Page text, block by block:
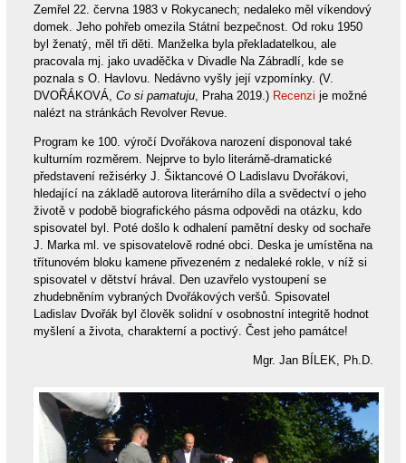
Zemřel 22. června 1983 v Rokycanech; nedaleko měl víkendový
domek. Jeho pohřeb omezila Státní bezpečnost. Od roku 1950
byl ženatý, měl tři děti. Manželka byla překladatelkou, ale
pracovala mj. jako uvaděčka v Divadle Na Zábradlí, kde se
poznala s O. Havlovu. Nedávno vyšly její vzpomínky. (V.
DVOŘÁKOVÁ, Co si pamatuju, Praha 2019.) Recenzi je možné
nalézt na stránkách Revolver Revue.
Program ke 100. výročí Dvořákova narození disponoval také
kulturním rozměrem. Nejprve to bylo literárně-dramatické
představení režisérky J. Šiktancové O Ladislavu Dvořákovi,
hledající na základě autorova literárního díla a svědectví o jeho
životě v podobě biografického pásma odpovědi na otázku, kdo
spisovatel byl. Poté došlo k odhalení pamětní desky od sochaře
J. Marka ml. ve spisovatelově rodné obci. Deska je umístěna na
třítunovém bloku kamene přivezeném z nedaleké rokle, v níž si
spisovatel v dětství hrával. Den uzavřelo vystoupení se
zhudebněním vybraných Dvořákových veršů. Spisovatel
Ladislav Dvořák byl člověk solidní v osobnostní integritě hodnot
myšlení a života, charakterní a poctivý. Čest jeho památce!
Mgr. Jan BÍLEK, Ph.D.